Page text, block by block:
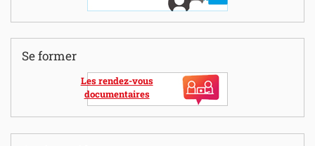
Se former
Les rendez-vous
documentaires